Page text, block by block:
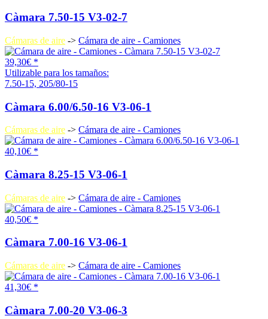
Càmara 7.50-15 V3-02-7
Cámaras de aire -> Cámara de aire - Camiones
39,30€ *
Utilizable para los tamaños:
7.50-15, 205/80-15
Càmara 6.00/6.50-16 V3-06-1
Cámaras de aire -> Cámara de aire - Camiones
40,10€ *
Càmara 8.25-15 V3-06-1
Cámaras de aire -> Cámara de aire - Camiones
40,50€ *
Càmara 7.00-16 V3-06-1
Cámaras de aire -> Cámara de aire - Camiones
41,30€ *
Càmara 7.00-20 V3-06-3